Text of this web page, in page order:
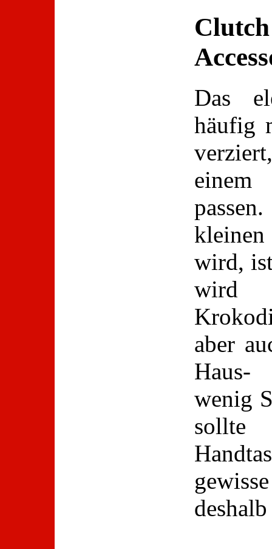
Clutch
Das
häufig
wird,
wird
aber
Haus-
wenig